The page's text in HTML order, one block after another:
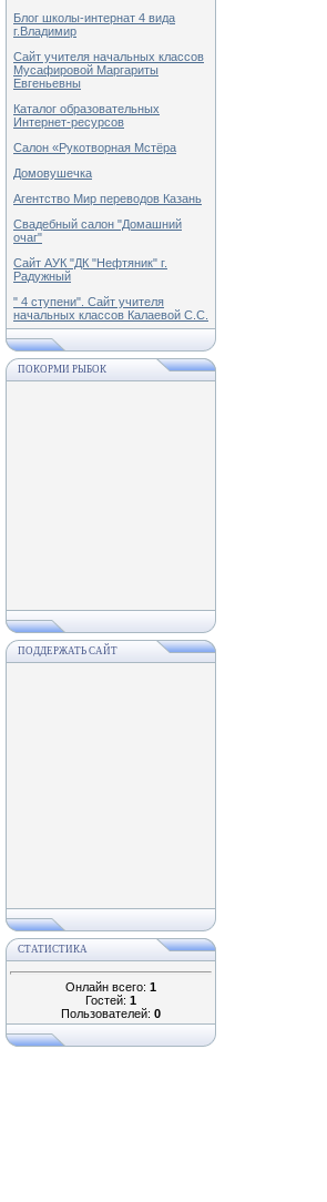
Блог школы-интернат 4 вида
г.Владимир
Сайт учителя начальных классов
Мусафировой Маргариты
Евгеньевны
Каталог образовательных
Интернет-ресурсов
Салон «Рукотворная Мстёра
Домовушечка
Агентство Мир переводов Казань
Свадебный салон "Домашний
очаг"
Сайт АУК "ДК "Нефтяник" г.
Радужный
" 4 ступени". Сайт учителя
начальных классов Калаевой С.С.
ПОКОРМИ РЫБОК
ПОДДЕРЖАТЬ САЙТ
СТАТИСТИКА
Онлайн всего: 1
Гостей: 1
Пользователей: 0